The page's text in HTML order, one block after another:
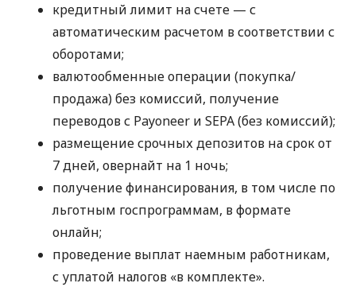
кредитный лимит на счете — с
автоматическим расчетом в соответствии с
оборотами;
валютообменные операции (покупка/
продажа) без комиссий, получение
переводов с Payoneer и SEPA (без комиссий);
размещение срочных депозитов на срок от
7 дней, овернайт на 1 ночь;
получение финансирования, в том числе по
льготным госпрограммам, в формате
онлайн;
проведение выплат наемным работникам,
с уплатой налогов «в комплекте».